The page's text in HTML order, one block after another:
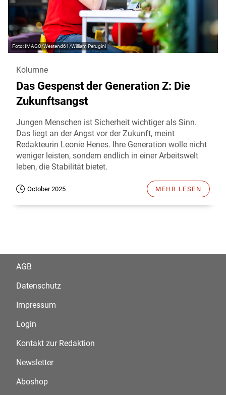
IMAGO/Westend61/William Perugini
Kolumne
Das Gespenst der Generation Z: Die
Zukunftsangst
Jungen Menschen ist Sicherheit wichtiger als Sinn.
Das liegt an der Angst vor der Zukunft, meint
Redakteurin Leonie Henes. Ihre Generation wolle nicht
weniger leisten, sondern endlich in einer Arbeitswelt
leben, die Stabilität bietet.
October 2025 MEHR LESEN
AGB
Datenschutz
Impressum
Login
Kontakt zur Redaktion
Newsletter
Aboshop